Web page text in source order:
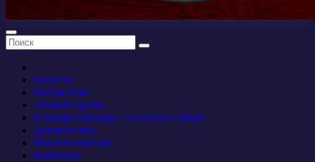
Главная
Расписание
Заказать требы
Помощь приходу Спасского собора
Духовенство
Восстановление
Контакты